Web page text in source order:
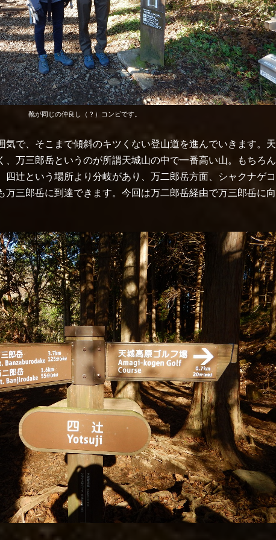
靴が同じの仲良し（？）コンビです。
気で、そこまで傾斜のキツくない登山道を進んでいきます。天
、万三郎岳というのが所謂天城山の中で一番高い山。もちろん
四辻という場所より分岐があり、万二郎岳方面、シャクナゲコ
万三郎岳に到達できます。今回は万二郎岳経由で万三郎岳に向